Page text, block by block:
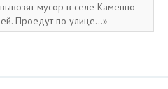
мусор в селе Каменно-
Проедут по улице...